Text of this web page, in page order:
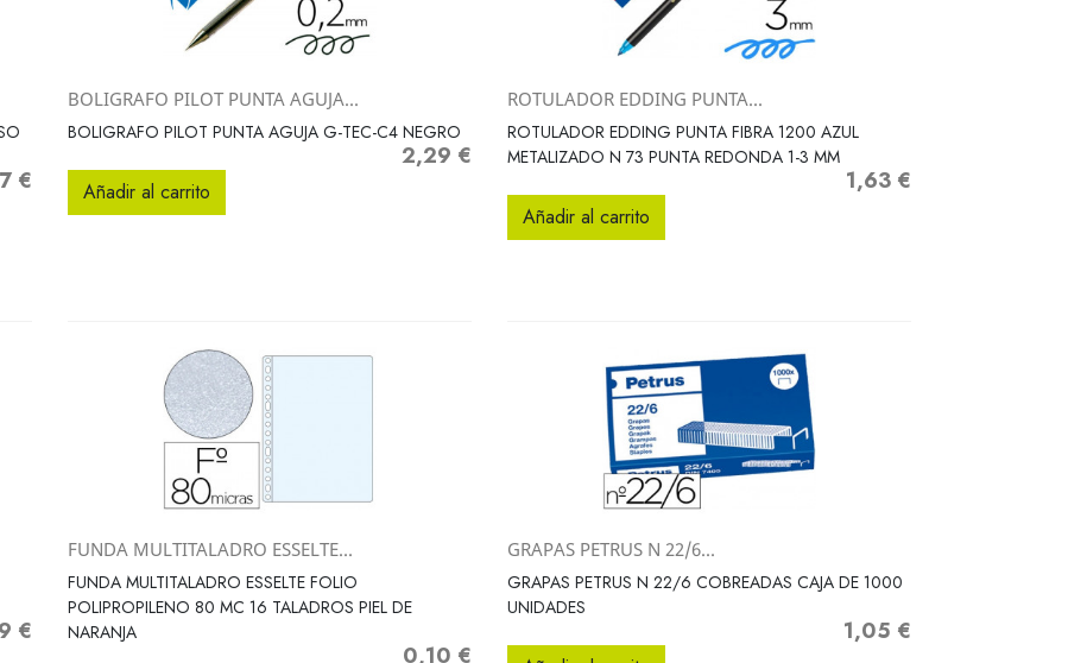
€
Vista rápida
BOLIGRAFO PILOT PUNTA AGUJA...
BOLIGRAFO PILOT PUNTA AGUJA G-TEC-C4 NEGRO
Precio
2,29 €
Añadir al carrito
 Vista rápida
ROTULADOR EDDING PUNTA...
ROTULADOR EDDING PUNTA FIBRA 1200 AZUL
METALIZADO N 73 PUNTA REDONDA 1-3 MM
Precio
1,63 €
Añadir al carrito
€
Vista rápida
FUNDA MULTITALADRO ESSELTE...
FUNDA MULTITALADRO ESSELTE FOLIO
POLIPROPILENO 80 MC 16 TALADROS PIEL DE
NARANJA
Precio
0,10 €
 Vista rápida
GRAPAS PETRUS N 22/6...
GRAPAS PETRUS N 22/6 COBREADAS CAJA DE 1000
UNIDADES
Precio
1,05 €